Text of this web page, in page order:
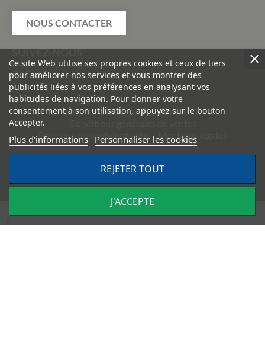
NOUS CONTACTER
SUIVEZ-NOUS
Livraisons et retours
Paiement sécurisé
Politique de confidentialité
Mentions légales
TRACTO PIÈCES - Conception & réalisation :
Impulsion
Ce site Web utilise ses propres cookies et ceux de tiers
pour améliorer nos services et vous montrer des
publicités liées à vos préférences en analysant vos
habitudes de navigation. Pour donner votre
consentement à son utilisation, appuyez sur le bouton
Accepter.
Plus d'informations Personnaliser les cookies
REJETER TOUT
J'ACCEPTE